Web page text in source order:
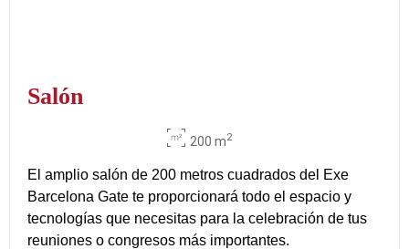
Salón
200 m2
El amplio salón de 200 metros cuadrados del Exe
Barcelona Gate te proporcionará todo el espacio y
tecnologías que necesitas para la celebración de tus
reuniones o congresos más importantes.